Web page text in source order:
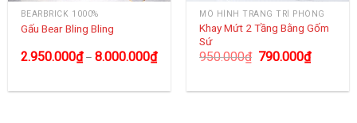
BEARBRICK 1000%
Gấu Bear Bling Bling
2.950.000₫– 8.000.000₫
MÔ HÌNH TRANG TRÍ PHÒNG
Khay Mứt 2 Tầng Bằng Gốm
Sứ
950.000₫ 790.000₫